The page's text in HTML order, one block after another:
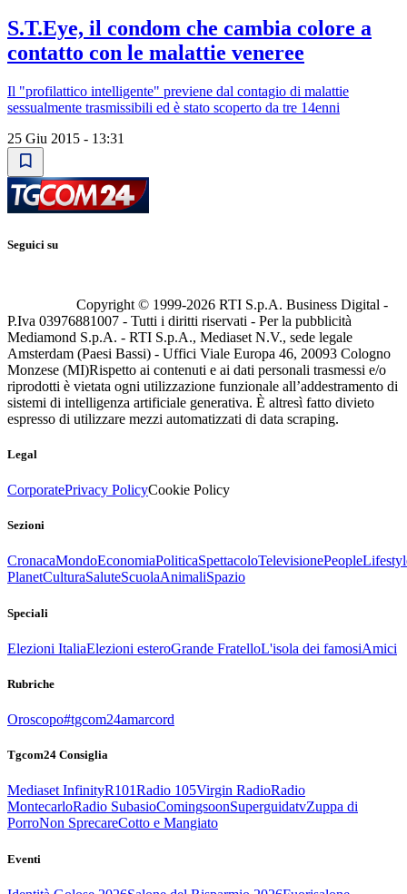
S.T.Eye, il condom che cambia colore a
contatto con le malattie veneree
Il "profilattico intelligente" previene dal contagio di malattie
sessualmente trasmissibili ed è stato scoperto da tre 14enni
25 Giu 2015 - 13:31
Seguici su
Copyright © 1999-2026 RTI S.p.A. Business Digital -
P.Iva 03976881007 - Tutti i diritti riservati - Per la pubblicità
Mediamond S.p.A. - RTI S.p.A., Mediaset N.V., sede legale
Amsterdam (Paesi Bassi) - Uffici Viale Europa 46, 20093 Cologno
Monzese (MI)Rispetto ai contenuti e ai dati personali trasmessi e/o
riprodotti è vietata ogni utilizzazione funzionale all’addestramento di
sistemi di intelligenza artificiale generativa. È altresì fatto divieto
espresso di utilizzare mezzi automatizzati di data scraping.
Legal
CorporatePrivacy PolicyCookie Policy
Sezioni
CronacaMondoEconomiaPoliticaSpettacoloTelevisionePeople
PlanetCulturaSaluteScuolaAnimaliSpazio
Speciali
Elezioni ItaliaElezioni esteroGrande FratelloL'isola dei famosiAmici
Rubriche
Oroscopo#tgcom24amarcord
Tgcom24 Consiglia
Mediaset InfinityR101Radio 105Virgin RadioRadio
MontecarloRadio SubasioComingsoonSuperguidatvZuppa di
PorroNon SprecareCotto e Mangiato
Eventi